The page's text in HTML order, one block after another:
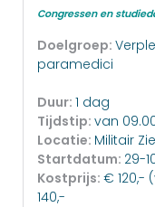
Congressen en
Doelgroep:
paramedici
Duur: 1 dag
Tijdstip: van
Locatie: Militair
Startdatum: 29-
Kostprijs: € 120,-
140,-